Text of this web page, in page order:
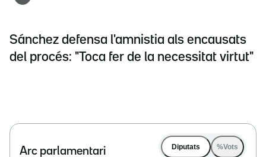
Sánchez defensa l'amnistia als encausats
del procés: "Toca fer de la necessitat virtut"
Arc parlamentari Diputats %Vots